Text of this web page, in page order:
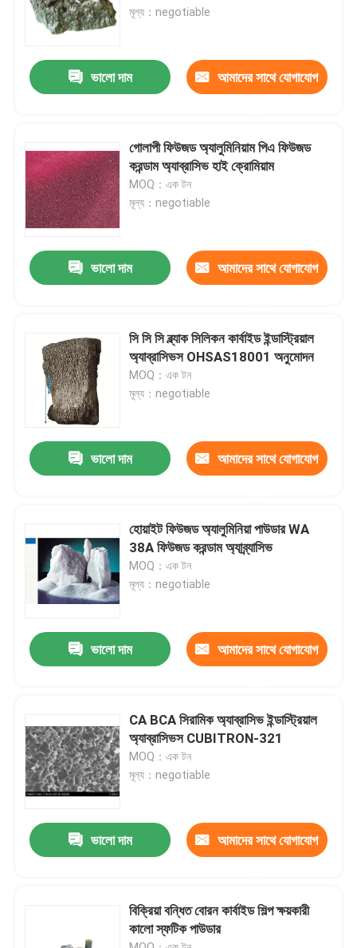
পণ্য
ভিডিও
আমাদের সম্পর্কে
মান নিয়ন্ত্রণ
আমাদের সাথে যোগাযোগ
উদ্ধৃতির জন্য আবেদন
লেপা ঘষিয়া তুলিয়া ফেলিতে সক্ষম
মূল্য：negotiable
ভালো দাম আমাদের সাথে যোগাযোগ
গোলাপী ফিউজড অ্যালুমিনিয়াম পিএ ফিউজড
করন্ডাম অ্যাব্রাসিভ হাই ক্রোমিয়াম
MOQ：এক টন
মূল্য：negotiable
ভালো দাম আমাদের সাথে যোগাযোগ
সি সি সি ব্ল্যাক সিলিকন কার্বাইড ইন্ডাস্ট্রিয়াল
অ্যাব্রাসিভস OHSAS18001 অনুমোদন
MOQ：এক টন
মূল্য：negotiable
ভালো দাম আমাদের সাথে যোগাযোগ
হোয়াইট ফিউজড অ্যালুমিনিয়া পাউডার WA
38A ফিউজড করন্ডাম অ্যাব্র্যাসিভ
MOQ：এক টন
মূল্য：negotiable
ভালো দাম আমাদের সাথে যোগাযোগ
CA BCA সিরামিক অ্যাব্রাসিভ ইন্ডাস্ট্রিয়াল
অ্যাব্রাসিভস CUBITRON-321
MOQ：এক টন
মূল্য：negotiable
ভালো দাম আমাদের সাথে যোগাযোগ
বিক্রিয়া বন্ধিত বোরন কার্বাইড শিল্প ক্ষয়কারী
কালো স্ফটিক পাউডার